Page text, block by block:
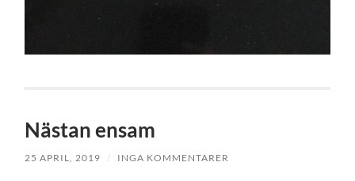
Nästan ensam
25 APRIL, 2019 / INGA KOMMENTARER